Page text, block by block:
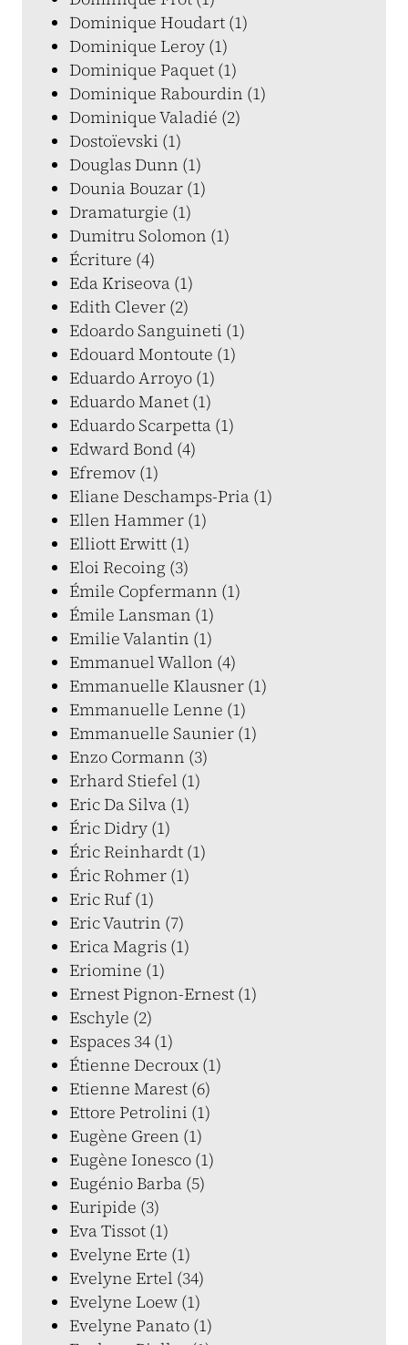
Dominique Houdart (1)
Dominique Leroy (1)
Dominique Paquet (1)
Dominique Rabourdin (1)
Dominique Valadié (2)
Dostoïevski (1)
Douglas Dunn (1)
Dounia Bouzar (1)
Dramaturgie (1)
Dumitru Solomon (1)
Écriture (4)
Eda Kriseova (1)
Edith Clever (2)
Edoardo Sanguineti (1)
Edouard Montoute (1)
Eduardo Arroyo (1)
Eduardo Manet (1)
Eduardo Scarpetta (1)
Edward Bond (4)
Efremov (1)
Eliane Deschamps-Pria (1)
Ellen Hammer (1)
Elliott Erwitt (1)
Eloi Recoing (3)
Émile Copfermann (1)
Émile Lansman (1)
Emilie Valantin (1)
Emmanuel Wallon (4)
Emmanuelle Klausner (1)
Emmanuelle Lenne (1)
Emmanuelle Saunier (1)
Enzo Cormann (3)
Erhard Stiefel (1)
Eric Da Silva (1)
Éric Didry (1)
Éric Reinhardt (1)
Éric Rohmer (1)
Eric Ruf (1)
Eric Vautrin (7)
Erica Magris (1)
Eriomine (1)
Ernest Pignon-Ernest (1)
Eschyle (2)
Espaces 34 (1)
Étienne Decroux (1)
Etienne Marest (6)
Ettore Petrolini (1)
Eugène Green (1)
Eugène Ionesco (1)
Eugénio Barba (5)
Euripide (3)
Eva Tissot (1)
Evelyne Erte (1)
Evelyne Ertel (34)
Evelyne Loew (1)
Evelyne Panato (1)